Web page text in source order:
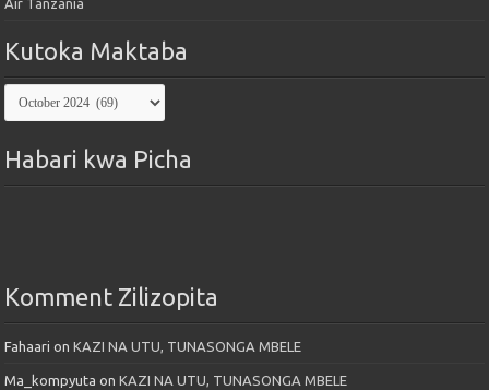
Air Tanzania
Kutoka Maktaba
Kutoka
Maktaba
Habari kwa Picha
Komment Zilizopita
Fahaari onKAZI NA UTU, TUNASONGA MBELE
Ma_kompyuta onKAZI NA UTU, TUNASONGA MBELE